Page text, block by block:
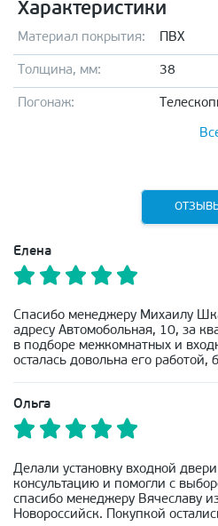
Характеристики
Материал покрытия: ПВХ
Толщина, мм: 38
Погонаж:
Елена
Спасибо менеджеру Михаилу
адресу Автомобольная, 10, за
в подборе межкомнатных и
осталась довольна его работой,
Ольга
Делали установку входной
консультацию и помогли с
спасибо менеджеру Вячеславу
Новороссийск. Покупкой